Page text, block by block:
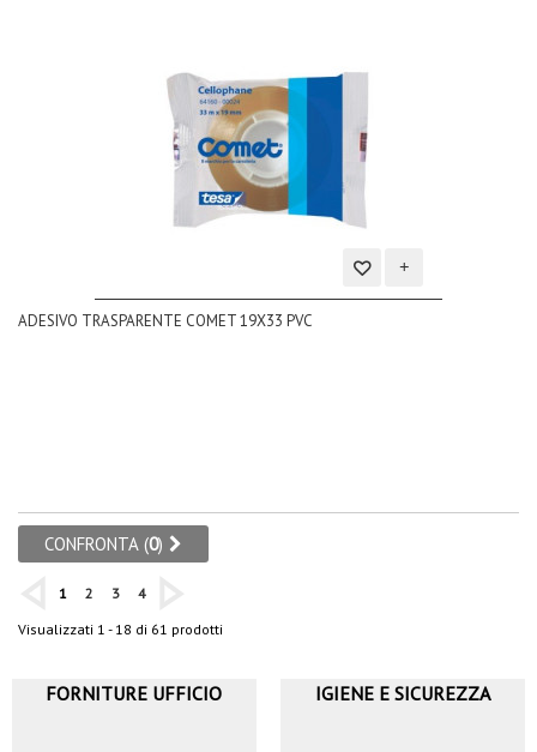
Aggiungi
ADESIVO TRASPARENTE COMET 19X33 PVC
CONFRONTA (0)
1 2 3
4
Visualizzati 1 - 18 di 61 prodotti
FORNITURE UFFICIO IGIENE E SICUREZZA